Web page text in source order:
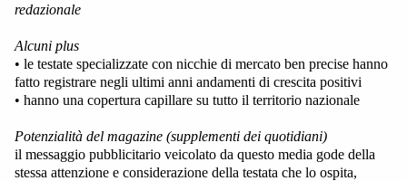
redazionale
Alcuni plus
• le testate specializzate con nicchie di mercato ben precise hanno
fatto registrare negli ultimi anni andamenti di crescita positivi
• hanno una copertura capillare su tutto il territorio nazionale
Potenzialità del magazine (supplementi dei quotidiani)
il messaggio pubblicitario veicolato da questo media gode della
stessa attenzione e considerazione della testata che lo ospita,